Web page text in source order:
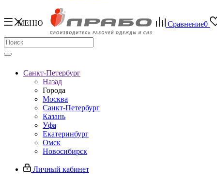
МЕНЮ Сравнение0
Санкт-Петербург
Назад
Города
Москва
Санкт-Петербург
Казань
Уфа
Екатеринбург
Омск
Новосибирск
Личный кабинет